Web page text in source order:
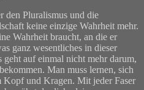
den Pluralismus und die
keine einzige Wahrheit mehr.
Wahrheit braucht, an die er
ganz wesentliches in dieser
geht auf einmal nicht mehr darum,
Man muss lernen, sich
Kopf und Kragen. Mit jeder Faser